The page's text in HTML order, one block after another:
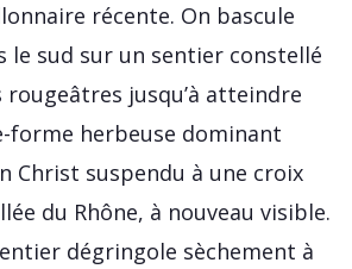
récente. On bascule
le sud sur un sentier constellé
jusqu’à atteindre
forme herbeuse dominant
Christ suspendu à une croix
du Rhône, à nouveau visible.
dégringole sèchement à